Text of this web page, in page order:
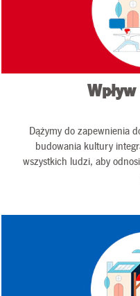
po zakończeniu
ostatniego roku
rozwoju na lata
Dążymy do zapewnienia
budowania kultury
wszystkich ludzi, aby